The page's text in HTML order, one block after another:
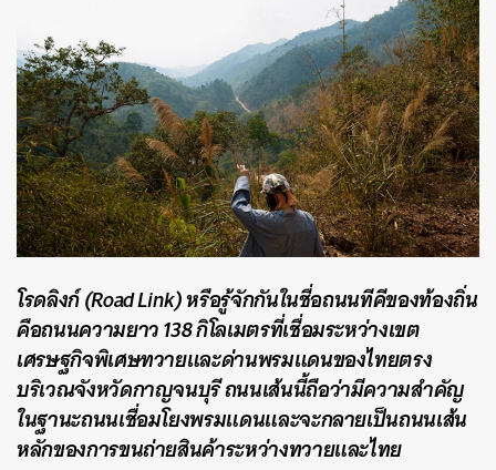
โรดลิงก์ (Road Link) หรือรู้จักกันในชื่อถนนทีคีของท้องถิ่น
คือถนนความยาว 138 กิโลเมตรที่เชื่อมระหว่างเขต
เศรษฐกิจพิเศษทวายและด่านพรมแดนของไทยตรง
บริเวณจังหวัดกาญจนบุรี ถนนเส้นนี้ถือว่ามีความสำคัญ
ในฐานะถนนเชื่อมโยงพรมแดนและจะกลายเป็นถนนเส้น
หลักของการขนถ่ายสินค้าระหว่างทวายและไทย